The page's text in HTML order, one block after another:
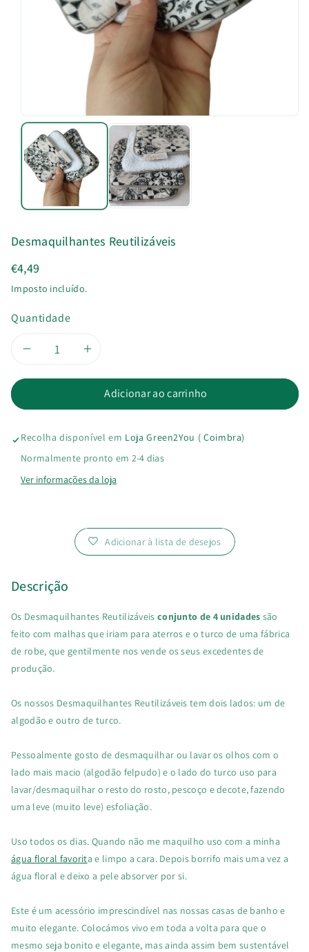
Desmaquilhantes Reutilizáveis
€4,49
Imposto incluído.
Quantidade
Diminuir
de
Desmaquilhantes
Aumentar
de
Desmaquilhantes
Adicionar ao carrinho
Recolha disponível em Loja Green2You ( Coimbra)
Normalmente pronto em 2-4 dias
Ver informações da loja
Adicionar à lista de desejos
Descrição
Os Desmaquilhantes Reutilizáveis conjunto de 4 unidades são
feito com malhas que iriam para aterros e o turco de uma fábrica
de robe, que gentilmente nos vende os seus excedentes de
produção.
Os nossos Desmaquilhantes Reutilizáveis tem dois lados: um de
algodão e outro de turco.
Pessoalmente gosto de desmaquilhar ou lavar os olhos com o
lado mais macio (algodão felpudo) e o lado do turco uso para
lavar/desmaquilhar o resto do rosto, pescoço e decote, fazendo
uma leve (muito leve) esfoliação.
Uso todos os dias. Quando não me maquilho uso com a minha
água floral favorita e limpo a cara. Depois borrifo mais uma vez a
água floral e deixo a pele absorver por si.
Este é um acessório imprescindível nas nossas casas de banho e
muito elegante. Colocámos vivo em toda a volta para que o
mesmo seja bonito e elegante, mas ainda assim bem sustentável